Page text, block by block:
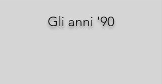
Gli anni '90